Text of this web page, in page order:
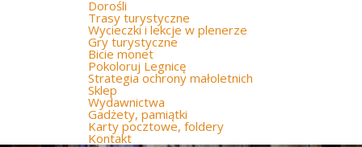
Dorośli
Trasy turystyczne
Wycieczki i lekcje w plenerze
Gry turystyczne
Bicie monet
Pokoloruj Legnicę
Strategia ochrony małoletnich
Sklep
Wydawnictwa
Gadżety, pamiątki
Karty pocztowe, foldery
Kontakt